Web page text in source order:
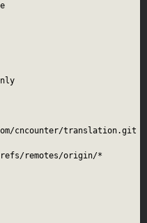
cncounter/translation.git
remotes/origin/*